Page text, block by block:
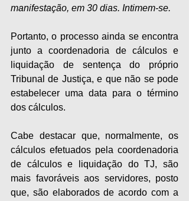
manifestação, em 30 dias. Intimem-se.
Portanto, o processo ainda se encontra
junto a coordenadoria de cálculos e
liquidação de sentença do próprio
Tribunal de Justiça, e que não se pode
estabelecer uma data para o término
dos cálculos.
Cabe destacar que, normalmente, os
cálculos efetuados pela coordenadoria
de cálculos e liquidação do TJ, são
mais favoráveis aos servidores, posto
que, são elaborados de acordo com a